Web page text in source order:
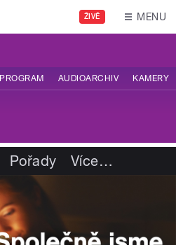
ŽIVĚ MENU
PROGRAM AUDIOARCHIV KAMERY
Pořady Více…